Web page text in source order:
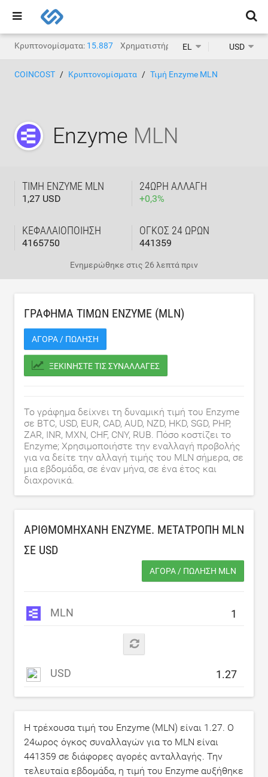
Κρυπτονομίσματα: 15.887 Χρηματιστήρια κρυπτονομισμάτων:
EL USD
COINCOST Κρυπτονομίσματα Τιμή Enzyme MLN
Enzyme MLN
ΤΙΜΉ ENZYME MLN
1,27 USD
24ΩΡΗ ΑΛΛΑΓΉ
+0,3%
ΚΕΦΑΛΑΙΟΠΟΊΗΣΗ
4165750
ΌΓΚΟΣ 24 ΩΡΏΝ
441359
Ενημερώθηκε στις 26 λεπτά πριν
ΓΡΆΦΗΜΑ ΤΙΜΏΝ ENZYME (MLN)
ΑΓΟΡΆ / ΠΏΛΗΣΗ
ΞΕΚΙΝΉΣΤΕ ΤΙΣ ΣΥΝΑΛΛΑΓΈΣ
Το γράφημα δείχνει τη δυναμική τιμή του Enzyme
σε BTC, USD, EUR, CAD, AUD, NZD, HKD, SGD, PHP,
ZAR, INR, MXN, CHF, CNY, RUB. Πόσο κοστίζει το
Enzyme; Χρησιμοποιήστε την εναλλαγή προβολής
για να δείτε την αλλαγή τιμής του MLN σήμερα, σε
μια εβδομάδα, σε έναν μήνα, σε ένα έτος και
διαχρονικά.
ΑΡΙΘΜΟΜΗΧΑΝΉ ENZYME. ΜΕΤΑΤΡΟΠΉ MLN
ΣΕ USD
ΑΓΟΡΆ / ΠΏΛΗΣΗ MLN
MLN
USD
Η τρέχουσα τιμή του Enzyme (MLN) είναι 1.27. Ο
24ωρος όγκος συναλλαγών για το MLN είναι
441359 σε διάφορες αγορές ανταλλαγής. Την
τελευταία εβδομάδα, η τιμή του Enzyme αυξήθηκε